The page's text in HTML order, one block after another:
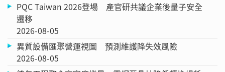
PQC Taiwan 2026登場 產官研共議企業後量子安全
遷移
2026-08-05
異質設備匯聚營運視圖 預測維護降失效風險
2026-08-05